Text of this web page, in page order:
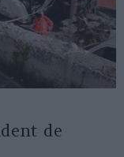
de